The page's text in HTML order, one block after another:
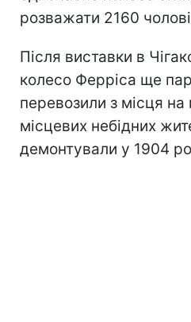
розважати 2160
Після виставки в
колесо Ферріса ще
перевозили з місця
місцевих небідних
демонтували у 1904